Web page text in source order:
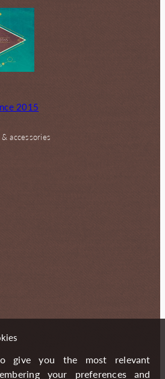
2015
accessories
give you the most relevant
your preferences and